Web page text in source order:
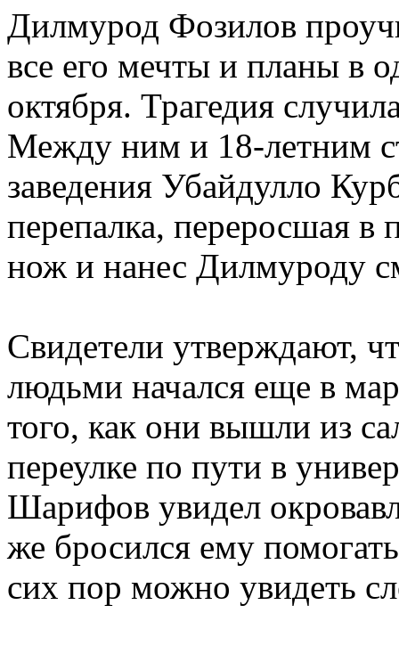
Дилмурод Фозилов
все его мечты и планы в
октября. Трагедия
Между ним и 18-летним
заведения Убайдулло
перепалка, переросшая в
нож и нанес Дилмуроду
Свидетели утверждают,
людьми начался еще в
того, как они вышли из
переулке по пути в
Шарифов увидел
же бросился ему
сих пор можно увидеть